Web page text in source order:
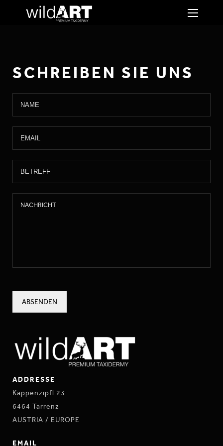
SCHREIBEN SIE UNS
ADDRESSE
Kappenzipfl 23
6464 Tarrenz
AUSTRIA / EUROPE
EMAIL